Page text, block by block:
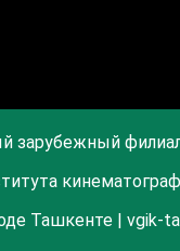
зарубежный
Ташкенте | vgik-